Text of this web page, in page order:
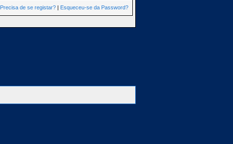
Precisa de se registar? | Esqueceu-se da Password?